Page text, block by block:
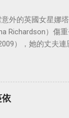
外的英國女星娜
Richardson）傷
），她的丈夫
希望外界給他們空
依